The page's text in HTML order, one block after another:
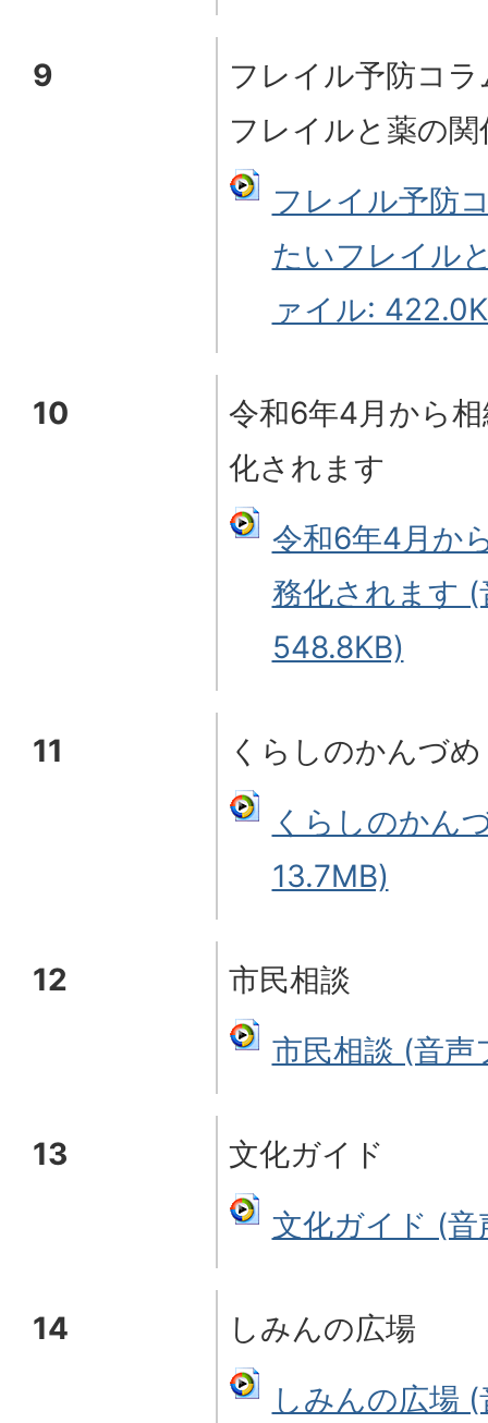
9
フレイル予防コ
フレイルと薬の関
フレイル予防
たいフレイル
ァイル:
10
令和6年4月から
化されます
令和6年4月か
務化されます
548.8KB)
11
くらしのかんづめ
くらしのかん
13.7MB)
12
市民相談
市民相談 (音
13
文化ガイド
文化ガイド (
14
しみんの広場
しみんの広場